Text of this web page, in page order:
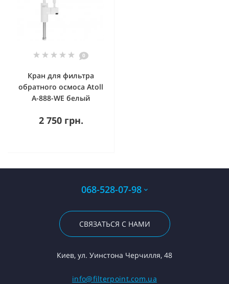
0
Кран для фильтра
обратного осмоса Atoll
A-888-WE белый
2 750 грн.
068-528-07-98
СВЯЗАТЬСЯ С НАМИ
Киев, ул. Уинстона Черчилля, 48
info@filterpoint.com.ua